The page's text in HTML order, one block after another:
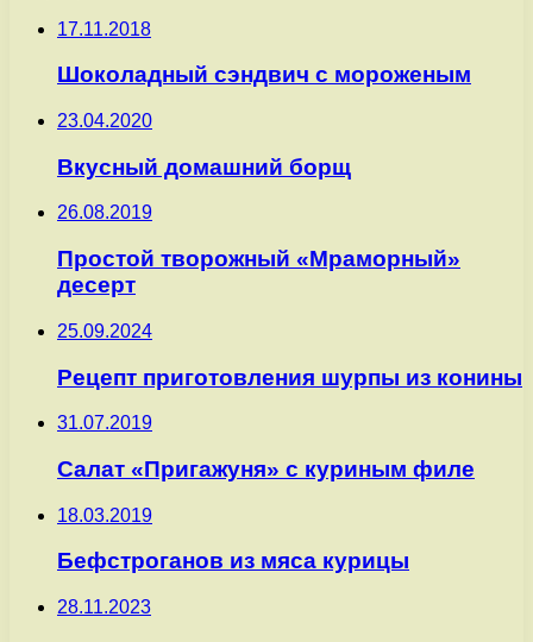
17.11.2018
Шоколадный сэндвич с мороженым
23.04.2020
Вкусный домашний борщ
26.08.2019
Простой творожный «Мраморный»
десерт
25.09.2024
Рецепт приготовления шурпы из конины
31.07.2019
Салат «Пригажуня» с куриным филе
18.03.2019
Бефстроганов из мяса курицы
28.11.2023